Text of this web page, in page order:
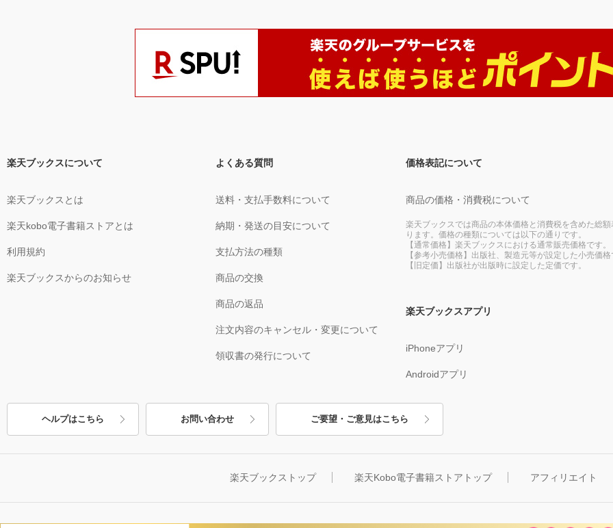
楽天ブックスについて
楽天ブックスとは
楽天kobo電子書籍ストアとは
利用規約
楽天ブックスからのお知らせ
よくある質問
送料・支払手数料について
納期・発送の目安について
支払方法の種類
商品の交換
商品の返品
注文内容のキャンセル・変更について
領収書の発行について
価格表記について
商品の価格・消費税について
楽天ブックスでは商品の本体価格と消費税を含めた総額
ります。価格の種類については以下の通りです。
【通常価格】楽天ブックスにおける通常販売価格です。
【参考小売価格】出版社、製造元等が設定した小売価格
【旧定価】出版社が出版時に設定した定価です。
楽天ブックスアプリ
iPhoneアプリ
Androidアプリ
ヘルプはこちら お問い合わせ ご要望・ご意見はこちら
楽天ブックストップ 楽天Kobo電子書籍ストアトップ アフィリエイト